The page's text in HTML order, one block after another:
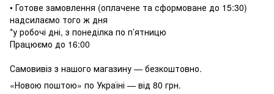
• Готове замовлення (оплачене та сформоване до 15:30)
надсилаємо того ж дня
*у робочі дні, з понеділка по п’ятницю
Працюємо до 16:00
Самовивіз з нашого магазину — безкоштовно.
«Новою поштою» по Україні — від 80 грн.